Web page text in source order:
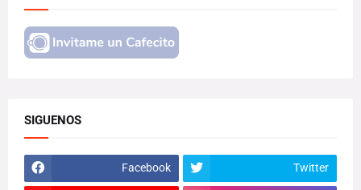
SIGUENOS
Facebook Twitter